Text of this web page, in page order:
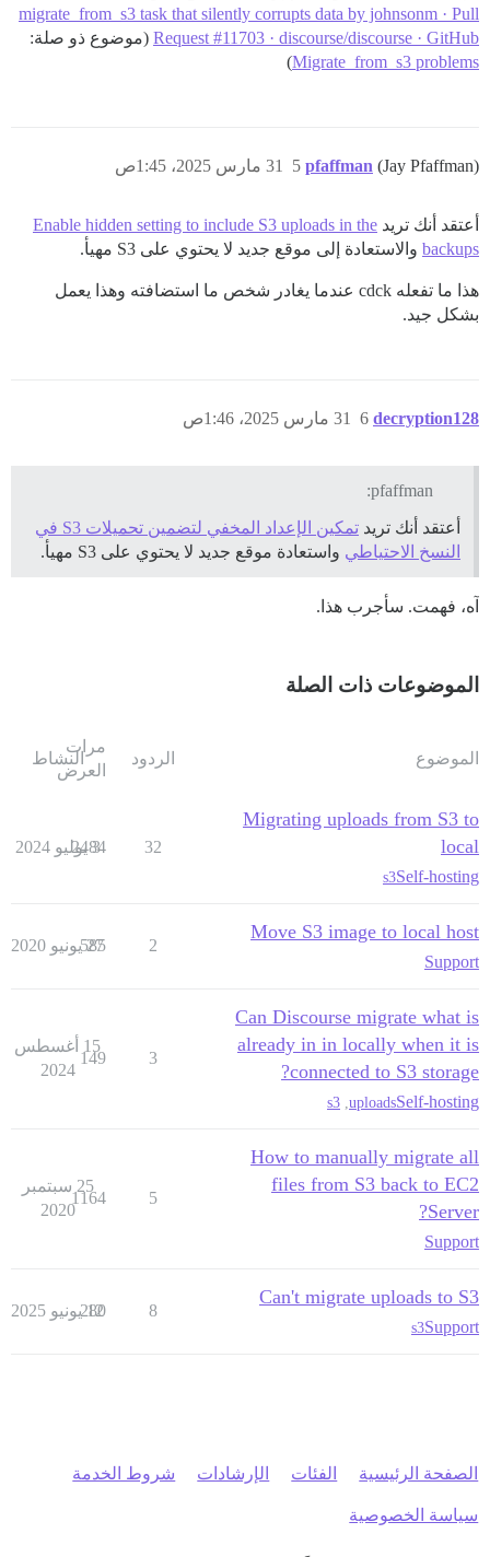
migrate_from_s3 task that silently corrupts data by johnsonm · Pull
Request #11703 · discourse/discourse · GitHub (موضوع ذو صلة:
Migrate_from_s3 problems
)
pfaffman (Jay Pfaffman) 31 مارس 2025، 1:45ص 5
أعتقد أنك تريد Enable hidden setting to include S3 uploads in the
backups والاستعادة إلى موقع جديد لا يحتوي على S3 مهيأ.
هذا ما تفعله cdck عندما يغادر شخص ما استضافته وهذا يعمل
بشكل جيد.
decryption128 31 مارس 2025، 1:46ص 6
pfaffman:
أعتقد أنك تريد
تمكين الإعداد المخفي لتضمين تحميلات S3 في
النسخ الاحتياطي واستعادة موقع جديد لا يحتوي على S3 مهيأ.
آه، فهمت. سأجرب هذا.
الموضوعات ذات الصلة
الموضوع الردود
مرات
العرض
النشاط
Migrating uploads from S3 to
local
Self-hosting
s3
32
2484
3 يوليو 2024
Move S3 image to local host
Support
2
585
27 يونيو 2020
Can Discourse migrate what is
already in in locally when it is
connected to S3 storage?
Self-hosting
uploads
s3
3
149
15 أغسطس
2024
How to manually migrate all
files from S3 back to EC2
Server?
Support
5
1164
25 سبتمبر
2020
Can't migrate uploads to S3
Support
s3
8
280
12 يونيو 2025
الصفحة الرئيسية الفئات الإرشادات شروط الخدمة
سياسة الخصوصية